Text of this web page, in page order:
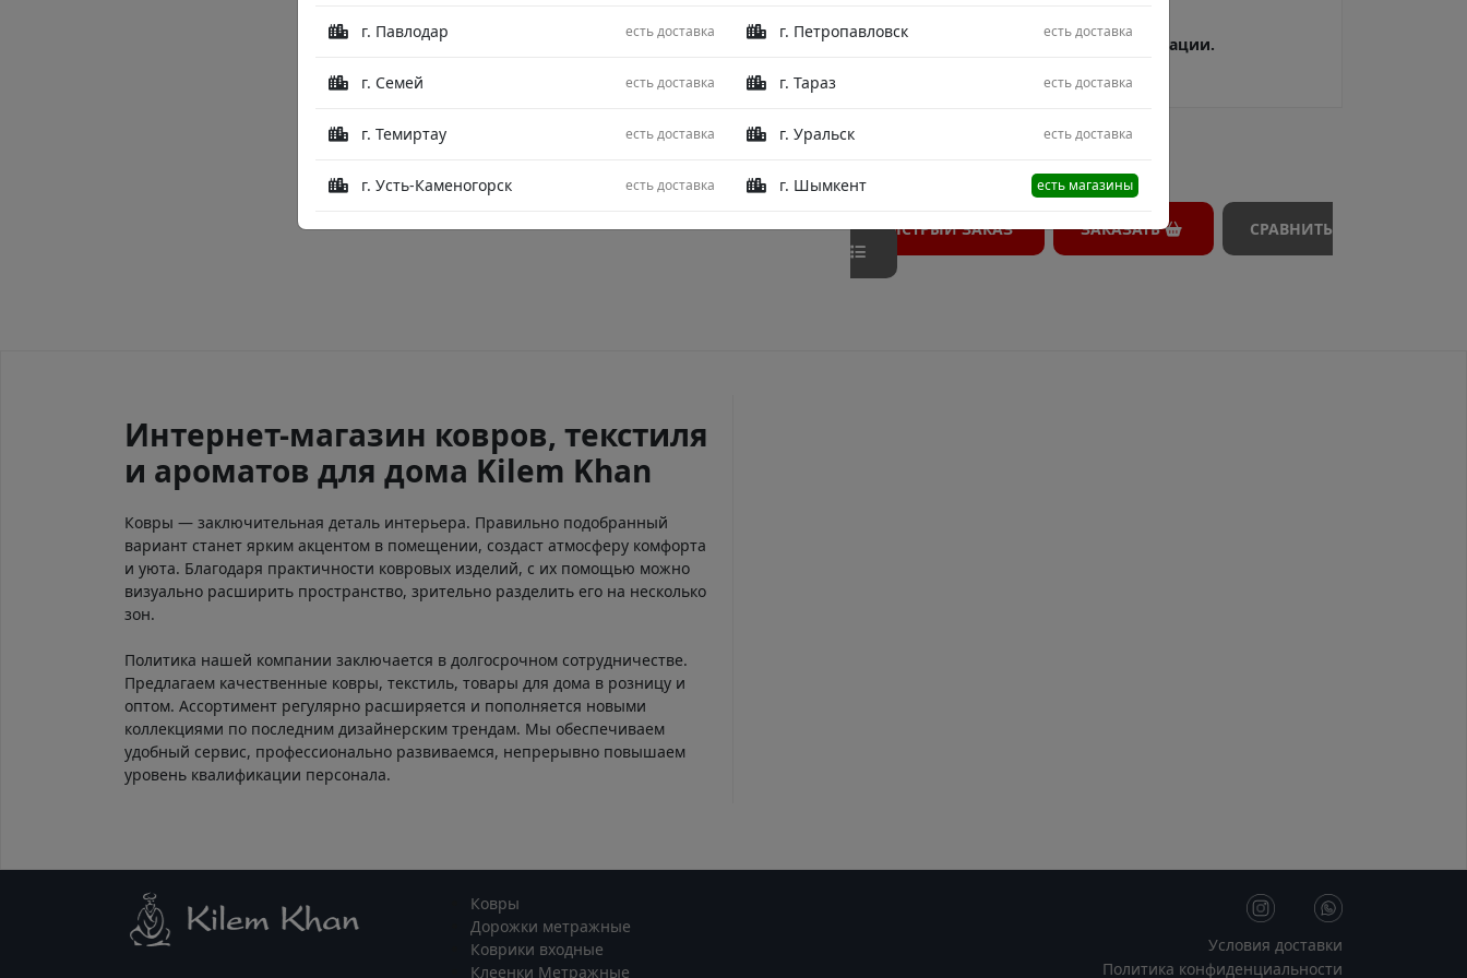
г. Павлодар есть доставка г. Петропавловск есть доставка
г. Семей есть доставка г. Тараз есть доставка
г. Темиртау есть доставка г. Уральск есть доставка
г. Усть-Каменогорск есть доставка г. Шымкент есть магазины
В процессе модерации.
БЫСТРЫЙ ЗАКАЗ ЗАКАЗАТЬ СРАВНИТЬ
Интернет-магазин ковров, текстиля
и ароматов для дома Kilem Khan
Ковры — заключительная деталь интерьера. Правильно подобранный
вариант станет ярким акцентом в помещении, создаст атмосферу комфорта
и уюта. Благодаря практичности ковровых изделий, с их помощью можно
визуально расширить пространство, зрительно разделить его на несколько
зон.
Политика нашей компании заключается в долгосрочном сотрудничестве.
Предлагаем качественные ковры, текстиль, товары для дома в розницу и
оптом. Ассортимент регулярно расширяется и пополняется новыми
коллекциями по последним дизайнерским трендам. Мы обеспечиваем
удобный сервис, профессионально развиваемся, непрерывно повышаем
уровень квалификации персонала.
Ковры
Дорожки метражные
Коврики входные
Клеенки Метражные
Условия доставки
Политика конфиденциальности